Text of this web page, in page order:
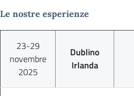
Le nostre esperienze
23-29
novembre
2025
Dublino
Irlanda